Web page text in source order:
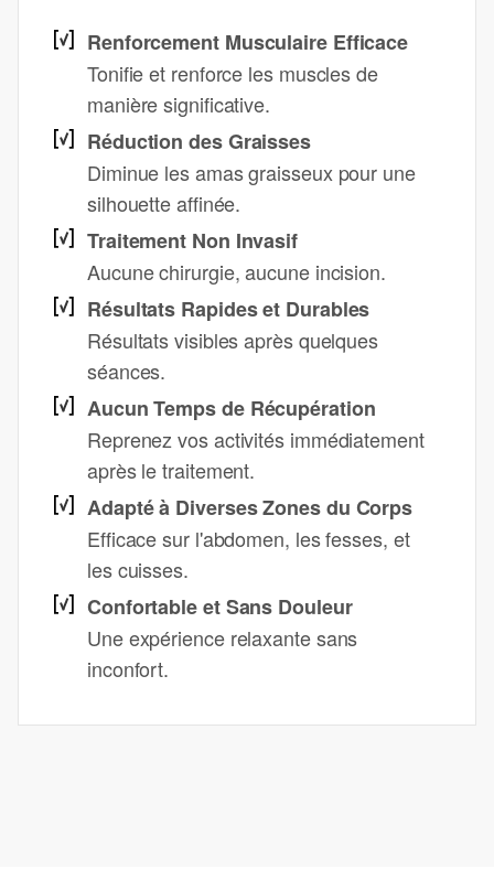
Renforcement Musculaire Efficace
Tonifie et renforce les muscles de
manière significative.
Réduction des Graisses
Diminue les amas graisseux pour une
silhouette affinée.
Traitement Non Invasif
Aucune chirurgie, aucune incision.
Résultats Rapides et Durables
Résultats visibles après quelques
séances.
Aucun Temps de Récupération
Reprenez vos activités immédiatement
après le traitement.
Adapté à Diverses Zones du Corps
Efficace sur l'abdomen, les fesses, et
les cuisses.
Confortable et Sans Douleur
Une expérience relaxante sans
inconfort.